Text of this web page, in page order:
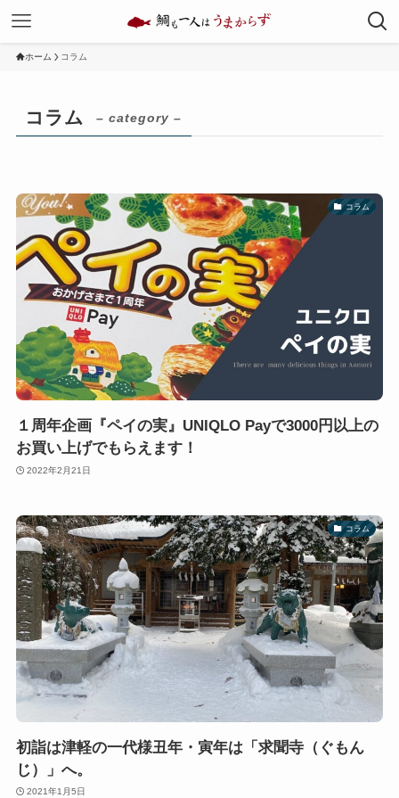
ホーム コラム
コラム – category –
コラム
１周年企画『ペイの実』UNIQLO Payで3000円以上の
お買い上げでもらえます！
2022年2月21日
コラム
初詣は津軽の一代様丑年・寅年は「求聞寺（ぐもん
じ）」へ。
2021年1月5日